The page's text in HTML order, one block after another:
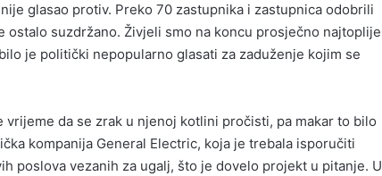
glasao protiv. Preko 70 zastupnika i zastupnica odobrili
suzdržano. Živjeli smo na koncu prosječno najtoplije
je politički nepopularno glasati za zaduženje kojim se
da se zrak u njenoj kotlini pročisti, pa makar to bilo
kompanija General Electric, koja je trebala isporučiti
poslova vezanih za ugalj, što je dovelo projekt u pitanje. U